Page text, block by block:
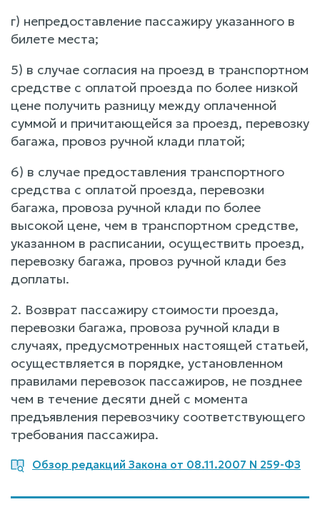
г) непредоставление пассажиру указанного в
билете места;
5) в случае согласия на проезд в транспортном
средстве с оплатой проезда по более низкой
цене получить разницу между оплаченной
суммой и причитающейся за проезд, перевозку
багажа, провоз ручной клади платой;
6) в случае предоставления транспортного
средства с оплатой проезда, перевозки
багажа, провоза ручной клади по более
высокой цене, чем в транспортном средстве,
указанном в расписании, осуществить проезд,
перевозку багажа, провоз ручной клади без
доплаты.
2. Возврат пассажиру стоимости проезда,
перевозки багажа, провоза ручной клади в
случаях, предусмотренных настоящей статьей,
осуществляется в порядке, установленном
правилами перевозок пассажиров, не позднее
чем в течение десяти дней с момента
предъявления перевозчику соответствующего
требования пассажира.
Обзор редакций Закона от 08.11.2007 N 259-ФЗ